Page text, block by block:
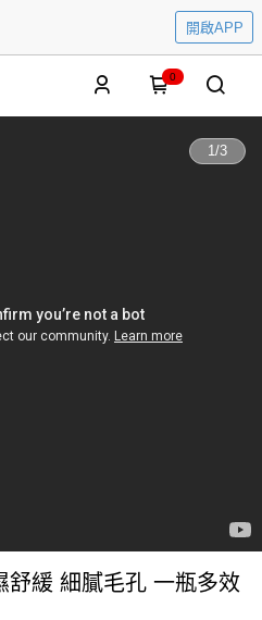
開啟APP
0
1/3
舒緩 細膩毛孔 一瓶多效